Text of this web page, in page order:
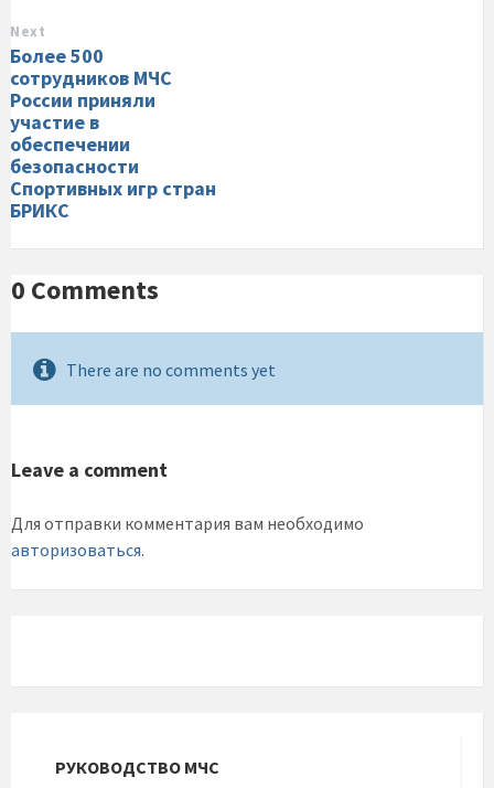
Next
Более 500
сотрудников МЧС
России приняли
участие в
обеспечении
безопасности
Спортивных игр стран
БРИКС
0 Comments
There are no comments yet
Leave a comment
Для отправки комментария вам необходимо
авторизоваться.
РУКОВОДСТВО МЧС